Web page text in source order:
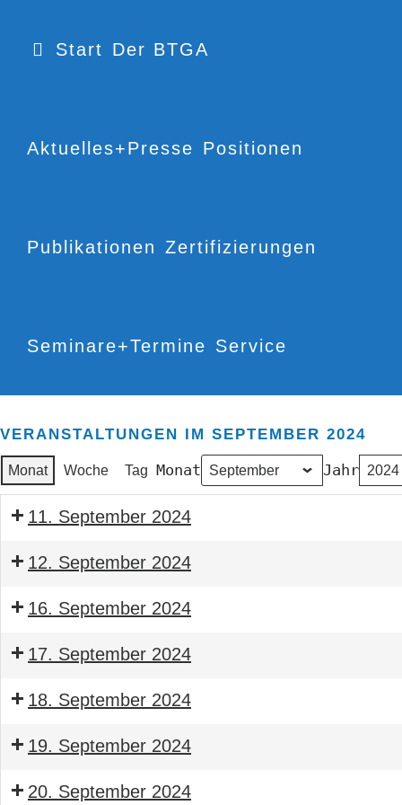
Start Der BTGA
Aktuelles+Presse Positionen
Publikationen Zertifizierungen
Seminare+Termine Service
VERANSTALTUNGEN IM SEPTEMBER 2024
Monat Woche Tag Monat Jahr
11. September 2024
Seminar
Energetischen
Inspektion
Klimaanlagen
§§
GEG
12. September 2024
Seminar
Energetischen
Inspektion
Klimaanlagen
§§
16. September 2024
Seminar
Bauleitender
Obermonteur
17. September 2024
Seminar
Bauleitender
Obermonteur
18. September 2024
Seminar
Bauleitender
Obermonteur
19. September 2024
Seminar
20. September 2024